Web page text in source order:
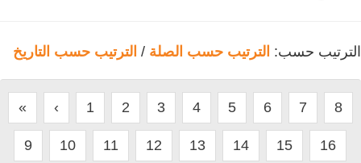
الترتيب حسب: الترتيب حسب الصلة / الترتيب حسب التاريخ
« ‹ 1 2 3 4 5 6 7 8
9 10 11 12 13 14 15 16